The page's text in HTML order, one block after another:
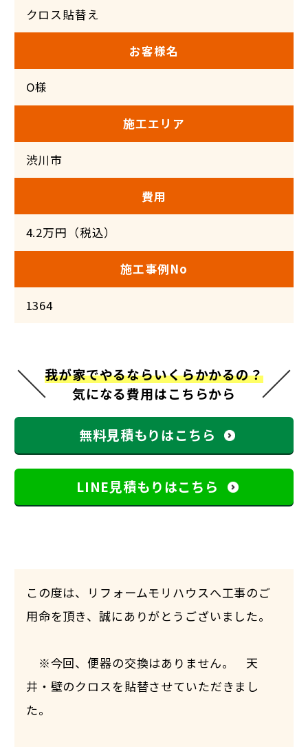
クロス貼替え
お客様名
O様
施工エリア
渋川市
費用
4.2万円（税込）
施工事例No
1364
我が家でやるならいくらかかるの？
気になる費用はこちらから
無料見積もりはこちら
LINE見積もりはこちら
この度は、リフォームモリハウスへ工事のご
用命を頂き、誠にありがとうございました。
※今回、便器の交換はありません。 天
井・壁のクロスを貼替させていただきまし
た。